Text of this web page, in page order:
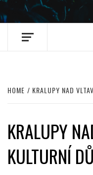
HOME KRALUPY NAD
KRALUPY
KULTURNÍ